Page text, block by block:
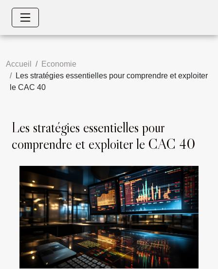
Accueil
Economie
Les stratégies essentielles pour comprendre et exploiter
le CAC 40
Les stratégies essentielles pour
comprendre et exploiter le CAC 40